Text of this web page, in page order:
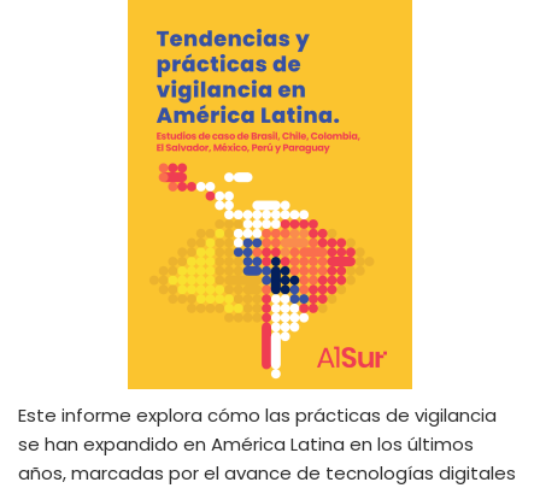
Este informe explora cómo las prácticas de vigilancia
se han expandido en América Latina en los últimos
años, marcadas por el avance de tecnologías digitales